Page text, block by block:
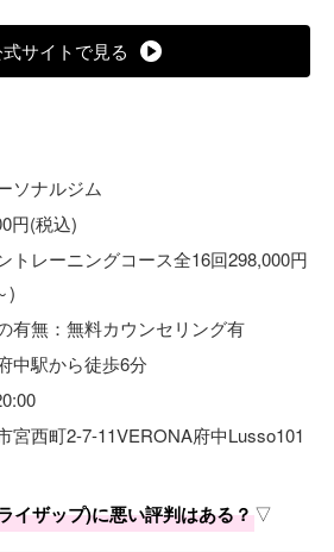
サイトで見る
ソナルジム
円(税込)
トレーニングコース全16回298,000円
)
有無：無料カウンセリング有
中駅から徒歩6分
宮西町2-7-11VERONA府中Lusso101
イザップ)に悪い評判はある？▽